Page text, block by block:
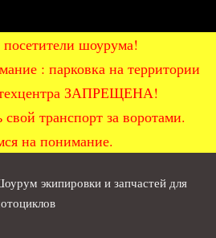
шоурума!
: парковка на территории
ЗАПРЕЩЕНА!
свой транспорт за воротами.
на понимание.
экипировки и запчастей для